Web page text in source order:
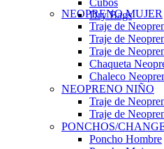
Cubos
Dry Bags
NEOPRENO MUJER
Traje de
Traje de
Traje de
Chaqueta
Chaleco
NEOPRENO NIÑO
Traje de
Traje de
PONCHOS/
Poncho Hombre